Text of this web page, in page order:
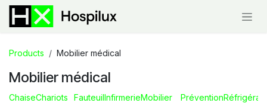
Skip to Content
Products Mobilier médical
Mobilier médical
ChaiseChariots
FauteuilInfirmerieMobilier
Prévention